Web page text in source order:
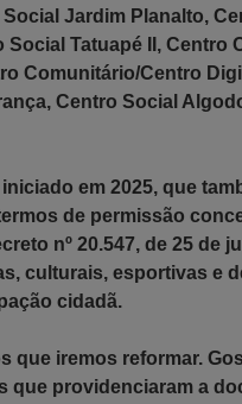
Jardim Planalto,
Tatuapé II, Centro
Comunitário/Centro
Centro Social
em 2025, que
de permissão
nº 20.547, de 25 de
culturais, esportivas e
cidadã.
que iremos reformar.
que providenciaram a